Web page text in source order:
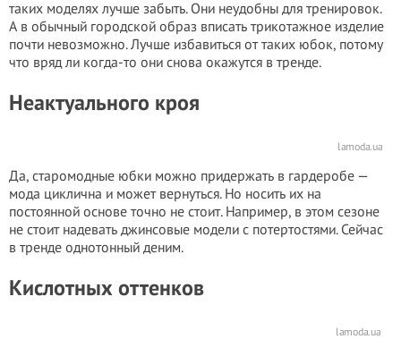
таких моделях лучше забыть. Они неудобны для тренировок.
А в обычный городской образ вписать трикотажное изделие
почти невозможно. Лучше избавиться от таких юбок, потому
что вряд ли когда-то они снова окажутся в тренде.
Неактуального кроя
lamoda.ua
Да, старомодные юбки можно придержать в гардеробе —
мода циклична и может вернуться. Но носить их на
постоянной основе точно не стоит. Например, в этом сезоне
не стоит надевать джинсовые модели с потертостями. Сейчас
в тренде однотонный деним.
Кислотных оттенков
lamoda.ua